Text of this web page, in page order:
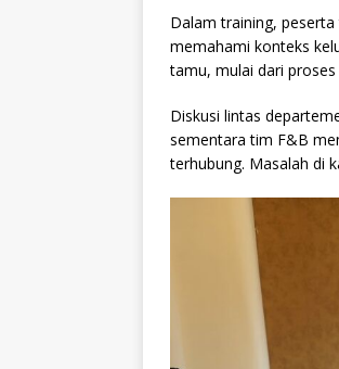
Dalam training,
memahami konteks
tamu, mulai dari proses
Diskusi lintas
sementara tim F&B
terhubung. Masalah di